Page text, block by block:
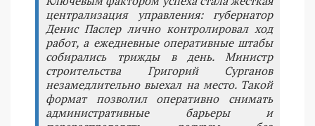
централизация управления: губернатор
Денис Паслер лично контролировал ход
работ, а ежедневные оперативные штабы
собирались трижды в день. Министр
строительства Григорий Сурганов
незамедлительно выехал на место. Такой
формат позволил оперативно снимать
административные барьеры и